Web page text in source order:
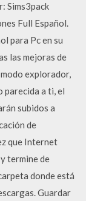
Sims3pack
Full Español.
para Pc en su
las mejoras de
explorador,
parecida a ti, el
subidos a
de
que Internet
termine de
donde está
Guardar